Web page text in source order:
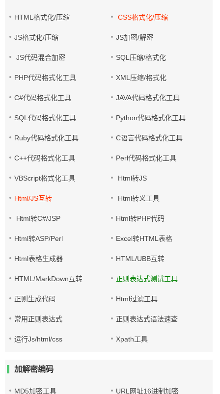
HTML格式化/压缩 CSS格式化/压缩
JS格式化/压缩 JS加密/解密
JS代码混合加密 SQL压缩/格式化
PHP代码格式化工具 XML压缩/格式化
C#代码格式化工具 JAVA代码格式化工具
SQL代码格式化工具 Python代码格式化工具
Ruby代码格式化工具 C语言代码格式化工具
C++代码格式化工具 Perl代码格式化工具
VBScript格式化工具 Html转JS
Html/JS互转 Html转义工具
Html转C#/JSP Html转PHP代码
Html转ASP/Perl Excel转HTML表格
Html表格生成器 HTML/UBB互转
HTML/MarkDown互转 正则表达式测试工具
正则生成代码 Html过滤工具
常用正则表达式 正则表达式语法速查
运行Js/html/css Xpath工具
加解密编码
MD5加密工具 URL网址16进制加密